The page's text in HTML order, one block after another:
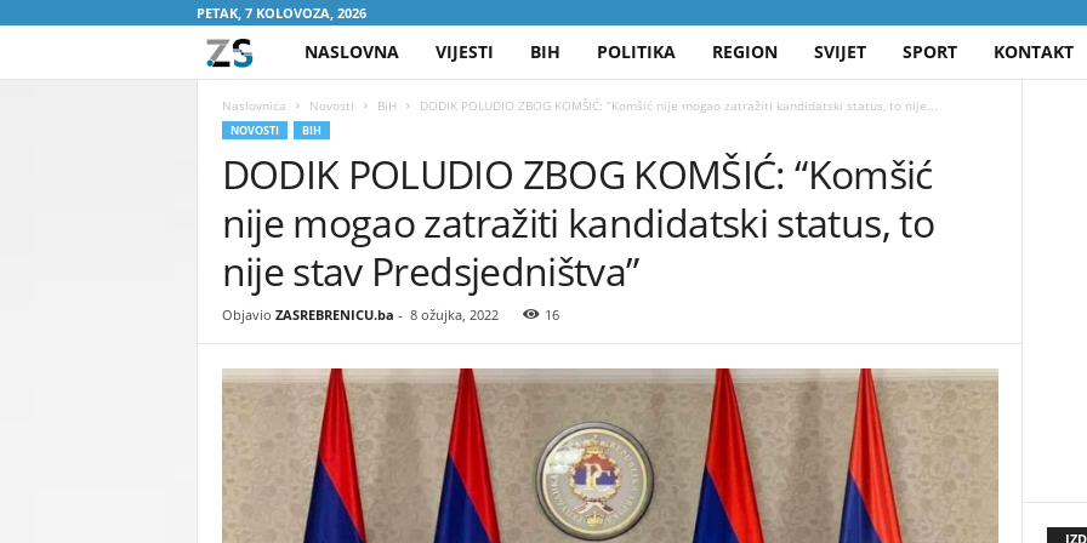
PETAK, 7 KOLOVOZA, 2026
A
S
E
B
R
NASLOVNA VIJESTI BIH POLITIKA REGION SVIJET SPORT KONTAKT
Naslovnica Novosti BiH DODIK POLUDIO ZBOG KOMŠIĆ: “Komšić nije mogao zatražiti kandidatski status, to nije...
NOVOSTI BIH
DODIK POLUDIO ZBOG KOMŠIĆ: “Komšić
nije mogao zatražiti kandidatski status, to
nije stav Predsjedništva”
Objavio ZASREBRENICU.ba - 8 ožujka, 2022 16